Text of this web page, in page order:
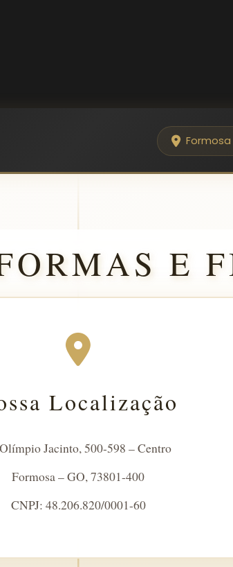
Formosa
E
Localização
Jacinto, 500-598 – Centro
Formosa – GO, 73801-400
CNPJ: 48.206.820/0001-60